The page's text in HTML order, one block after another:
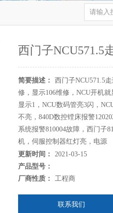
西门子NCU571.5
简要描述：
西门子NCU571.5
修，显示106维修，NCU开机
显示1，NCU数码管亮3闪，
不亮，840D数控镗床报警
系统报警810004故障，西门子
机，伺服控制器红灯亮，电源
更新时间：
2021-03-15
产品型号：
厂商性质：
工程商
联系我们